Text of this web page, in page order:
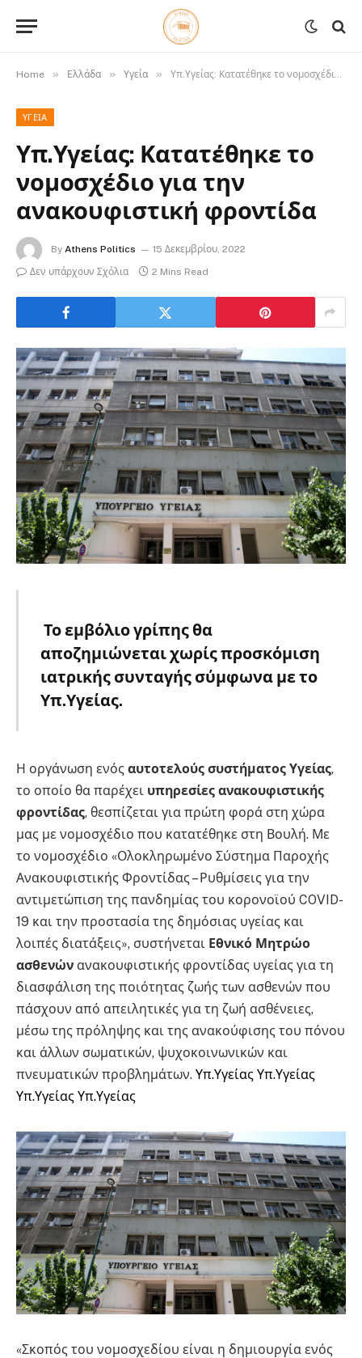
Home » Ελλάδα » Υγεία » Υπ.Υγείας: Κατατέθηκε το νομοσχέδιο για την ανακουφιστική φροντίδα
ΥΓΕΊΑ
Υπ.Υγείας: Κατατέθηκε το
νομοσχέδιο για την
ανακουφιστική φροντίδα
By Athens Politics
15 Δεκεμβρίου, 2022
Δεν υπάρχουν Σχόλια
2 Mins Read
Το εμβόλιο γρίπης θα
αποζημιώνεται χωρίς προσκόμιση
ιατρικής συνταγής σύμφωνα με το
Υπ.Υγείας.
Η οργάνωση ενός αυτοτελούς συστήματος Υγείας,
το οποίο θα παρέχει υπηρεσίες ανακουφιστικής
φροντίδας, θεσπίζεται για πρώτη φορά στη χώρα
μας με νομοσχέδιο που κατατέθηκε στη Βουλή. Με
το νομοσχέδιο «Ολοκληρωμένο Σύστημα Παροχής
Ανακουφιστικής Φροντίδας – Ρυθμίσεις για την
αντιμετώπιση της πανδημίας του κορονοϊού COVID-
19 και την προστασία της δημόσιας υγείας και
λοιπές διατάξεις», συστήνεται Εθνικό Μητρώο
ασθενών ανακουφιστικής φροντίδας υγείας για τη
διασφάλιση της ποιότητας ζωής των ασθενών που
πάσχουν από απειλητικές για τη ζωή ασθένειες,
μέσω της πρόληψης και της ανακούφισης του πόνου
και άλλων σωματικών, ψυχοκοινωνικών και
πνευματικών προβλημάτων. Υπ.Υγείας Υπ.Υγείας
Υπ.Υγείας Υπ.Υγείας
«Σκοπός του νομοσχεδίου είναι η δημιουργία ενός